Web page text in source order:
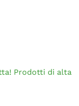
Prodotti di alta